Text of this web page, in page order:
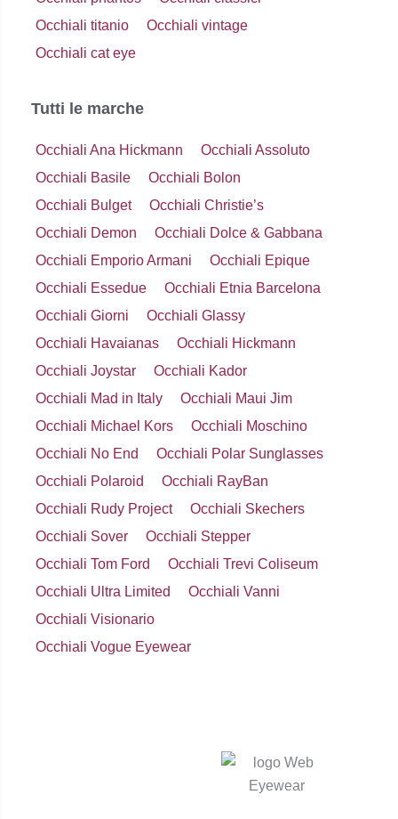
Occhiali titanio
Occhiali vintage
Occhiali cat eye
Tutti le marche
Occhiali Ana Hickmann
Occhiali Assoluto
Occhiali Basile
Occhiali Bolon
Occhiali Bulget
Occhiali Christie’s
Occhiali Demon
Occhiali Dolce & Gabbana
Occhiali Emporio Armani
Occhiali Epique
Occhiali Essedue
Occhiali Etnia Barcelona
Occhiali Giorni
Occhiali Glassy
Occhiali Havaianas
Occhiali Hickmann
Occhiali Joystar
Occhiali Kador
Occhiali Mad in Italy
Occhiali Maui Jim
Occhiali Michael Kors
Occhiali Moschino
Occhiali No End
Occhiali Polar Sunglasses
Occhiali Polaroid
Occhiali RayBan
Occhiali Rudy Project
Occhiali Skechers
Occhiali Sover
Occhiali Stepper
Occhiali Tom Ford
Occhiali Trevi Coliseum
Occhiali Ultra Limited
Occhiali Vanni
Occhiali Visionario
Occhiali Vogue Eyewear